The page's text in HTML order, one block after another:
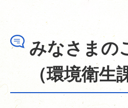
みなさまの
（環境衛生